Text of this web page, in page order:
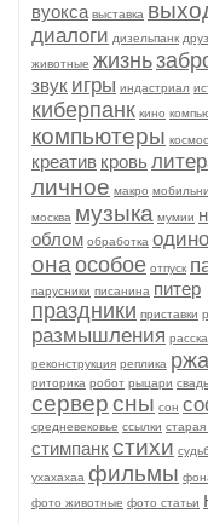
вуокса выставка
диалоги дизельпанк
животные жизнь
звук игры индастриал
киберпанк кино
компьютеры космос
креатив кровь
личное макро
москва музыка мумии
облом обработка
она особое отпуск
парусники писанина питер
праздники приставки
размышления
реконструкция реплика
риторика робот рыцари
серверсны сон
средневековье ссылки
стимпанкстихи
ухахахаа фильмы
фото животные фото статьи